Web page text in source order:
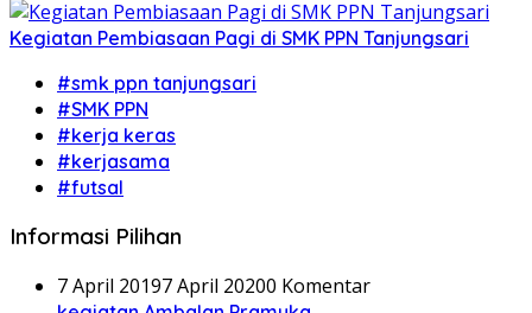
Kegiatan Pembiasaan Pagi di SMK PPN Tanjungsari
#smk ppn tanjungsari
#SMK PPN
#kerja keras
#kerjasama
#futsal
Informasi Pilihan
7 April 20197 April 20200 Komentar